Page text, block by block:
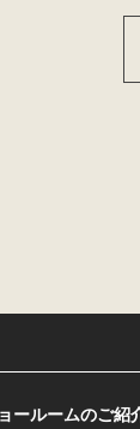
三者の財産も
三者に、不利
イトを監視する
ールームのご紹